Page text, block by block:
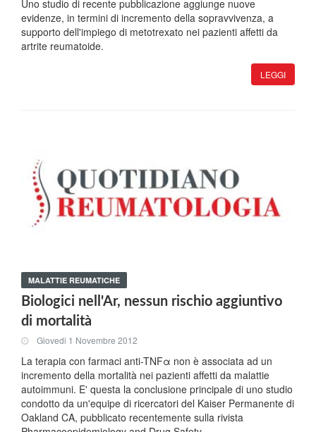
Uno studio di recente pubblicazione aggiunge nuove
evidenze, in termini di incremento della sopravvivenza, a
supporto dell'impiego di metotrexato nei pazienti affetti da
artrite reumatoide.
LEGGI
MALATTIE REUMATICHE
Biologici nell'Ar, nessun rischio aggiuntivo
di mortalità
Giovedi 1 Novembre 2012
La terapia con farmaci anti-TNFα non è associata ad un
incremento della mortalità nei pazienti affetti da malattie
autoimmuni. E' questa la conclusione principale di uno studio
condotto da un'equipe di ricercatori del Kaiser Permanente di
Oakland CA, pubblicato recentemente sulla rivista